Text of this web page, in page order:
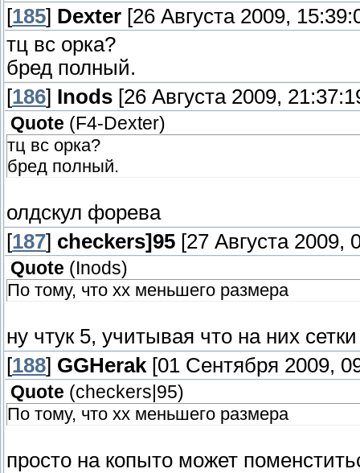
[185] Dexter [26 Августа 2009,
тц вс орка?
бред полный.
[186] Inods [26 Августа 2009,
Quote ( F4-Dexter)
тц вс орка?
бред полный.
олдскул форева
[187] checkers]95 [27 Августа 2009,
Quote ( Inods)
По тому, что хх меньшего размера
ну чтук 5, учитывая что на них
[188] GGHerak [01 Сентября 2009,
Quote (checkers|95)
По тому, что хх меньшего размера
просто на копыто может